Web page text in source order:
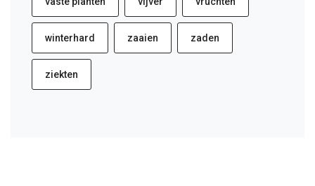
winterhard zaaien zaden
ziekten